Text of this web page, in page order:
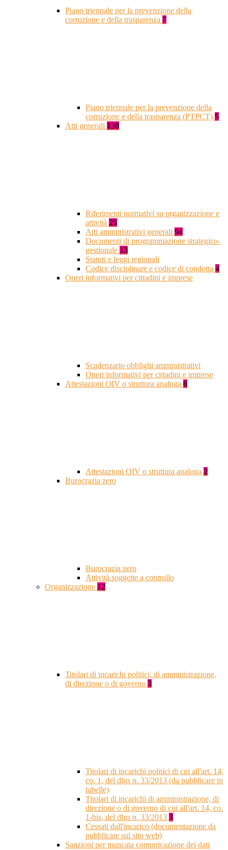
Piano triennale per la prevenzione della
corruzione e della trasparenza 7
Piano triennale per la prevenzione della
corruzione e della trasparenza (PTPCT) 5
Atti generali 138
Riferimenti normativi su organizzazione e
attività 25
Atti amministrativi generali 94
Documenti di programmazione strategico-
gestionale 13
Statuti e leggi regionali
Codice disciplinare e codice di condotta 4
Oneri informativi per cittadini e imprese
Scadenzario obblighi amministrativi
Oneri informativi per cittadini e imprese
Attestazioni OIV o struttura analoga 6
Attestazioni OIV o struttura analoga 2
Burocrazia zero
Burocrazia zero
Attività soggette a controllo
Organizzazione 12
Titolari di incarichi politici, di amministrazione,
di direzione o di governo 3
Titolari di incarichi politici di cui all'art. 14,
co. 1, del dlgs n. 33/2013 (da pubblicare in
tabelle)
Titolari di incarichi di amministrazione, di
direzione o di governo di cui all'art. 14, co.
1-bis, del dlgs n. 33/2013 3
Cessati dall'incarico (documentazione da
pubblicare sul sito web)
Sanzioni per mancata comunicazione dei dati